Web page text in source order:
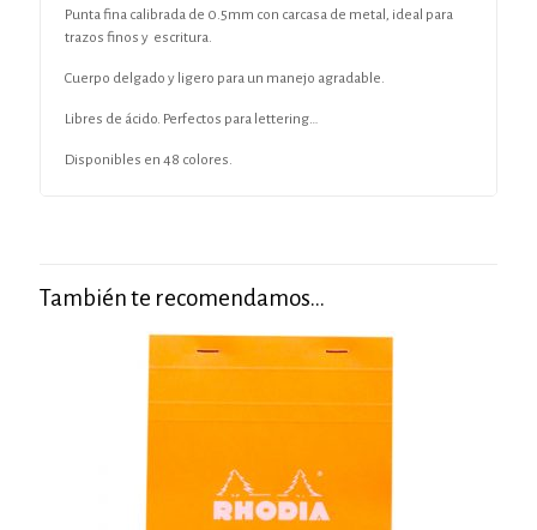
Punta fina calibrada de 0.5mm con carcasa de metal, ideal para
trazos finos y escritura.
Cuerpo delgado y ligero para un manejo agradable.
Libres de ácido. Perfectos para lettering…
Disponibles en 48 colores.
También te recomendamos…